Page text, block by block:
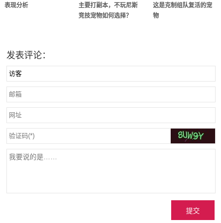
表现分析
主要打副本，不玩尼斯
竞技宠物如何选择？
这是克制组队复活的宠
物
发表评论：